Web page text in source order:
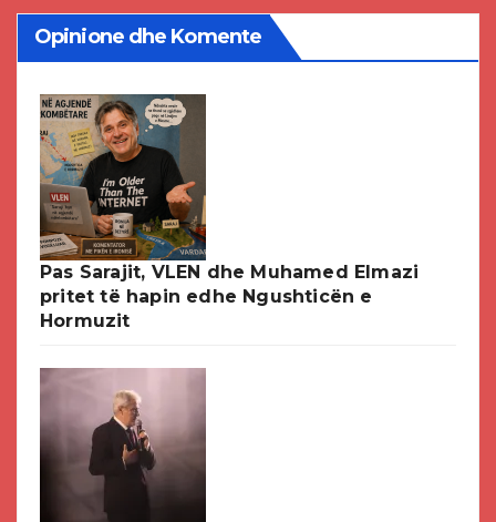
Opinione dhe Komente
Pas Sarajit, VLEN dhe Muhamed Elmazi
pritet të hapin edhe Ngushticën e
Hormuzit